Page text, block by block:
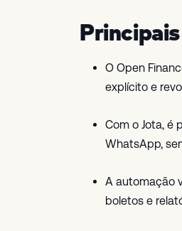
O Open
explícito e
Com o Jota, é
WhatsApp,
A automação
boletos e